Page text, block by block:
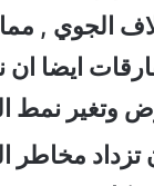
الجوي ,
ايضا
وتغير نمط
تزداد مخاطر